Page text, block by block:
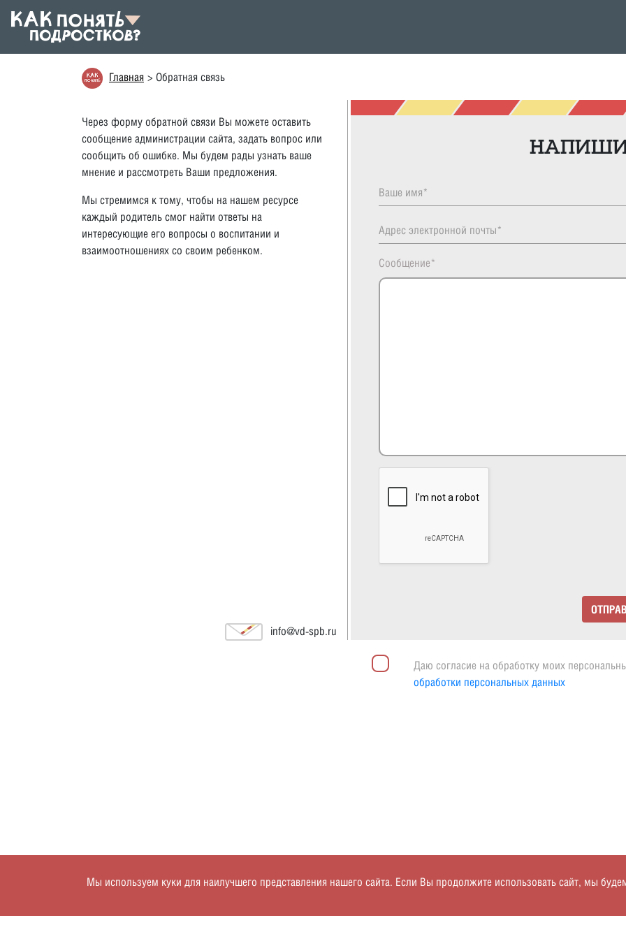
Главная Обратная связь
Через форму обратной связи Вы можете оставить
сообщение администрации сайта, задать вопрос или
сообщить об ошибке. Мы будем рады узнать ваше
мнение и рассмотреть Ваши предложения.
Мы стремимся к тому, чтобы на нашем ресурсе
каждый родитель смог найти ответы на
интересующие его вопросы о воспитании и
взаимоотношениях со своим ребенком.
info@vd-spb.ru
Сообщение*
Даю согласие на обработку моих
обработки персональных данных
Мы используем куки для наилучшего представления нашего сайта. Если Вы продолжите использовать сайт, мы будем